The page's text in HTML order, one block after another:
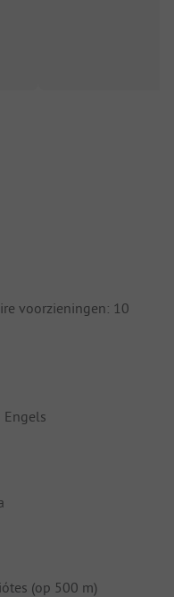
voorzieningen: 10
Engels
(op 500 m)